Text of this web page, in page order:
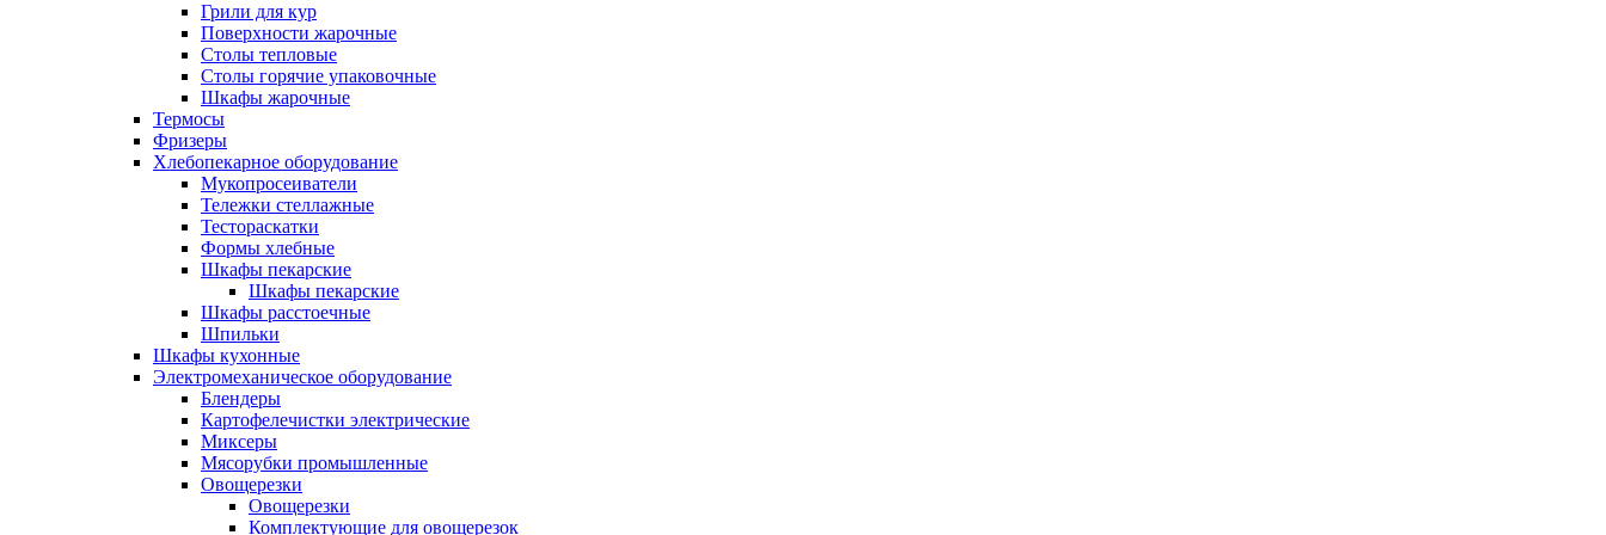
Грили для кур
Поверхности жарочные
Столы тепловые
Столы горячие упаковочные
Шкафы жарочные
Термосы
Фризеры
Хлебопекарное оборудование
Мукопросеиватели
Тележки стеллажные
Тестораскатки
Формы хлебные
Шкафы пекарские
Шкафы пекарские
Шкафы расстоечные
Шпильки
Шкафы кухонные
Электромеханическое оборудование
Блендеры
Картофелечистки электрические
Миксеры
Мясорубки промышленные
Овощерезки
Овощерезки
Комплектующие для овощерезок